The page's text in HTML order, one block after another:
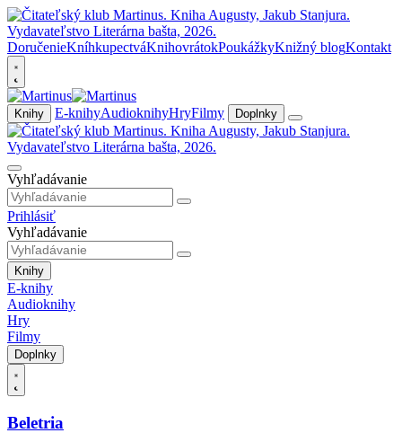
DoručenieKníhkupectváKnihovrátokPoukážkyKnižný blogKontakt
Knihy E-knihyAudioknihyHryFilmy Doplnky
Vyhľadávanie
Prihlásiť
Vyhľadávanie
Knihy
E-knihy
Audioknihy
Hry
Filmy
Doplnky
Beletria